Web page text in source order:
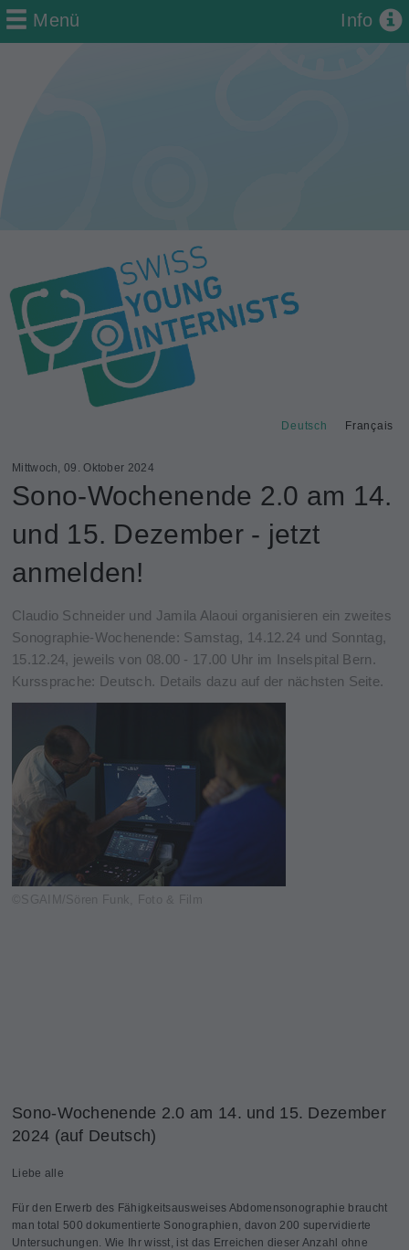
Deutsch Français
Menü Info
Mittwoch, 09. Oktober 2024
Sono-Wochenende 2.0 am 14.
und 15. Dezember - jetzt
anmelden!
Claudio Schneider und Jamila Alaoui organisieren ein zweites
Sonographie-Wochenende: Samstag, 14.12.24 und Sonntag,
15.12.24, jeweils von 08.00 - 17.00 Uhr im Inselspital Bern.
Kurssprache: Deutsch. Details dazu auf der nächsten Seite.
©SGAIM/Sören Funk, Foto & Film
Sono-Wochenende 2.0 am 14. und 15. Dezember
2024 (auf Deutsch)
Liebe alle
Für den Erwerb des Fähigkeitsausweises Abdomensonographie braucht
man total 500 dokumentierte Sonographien, davon 200 supervidierte
Untersuchungen. Wie Ihr wisst, ist das Erreichen dieser Anzahl ohne